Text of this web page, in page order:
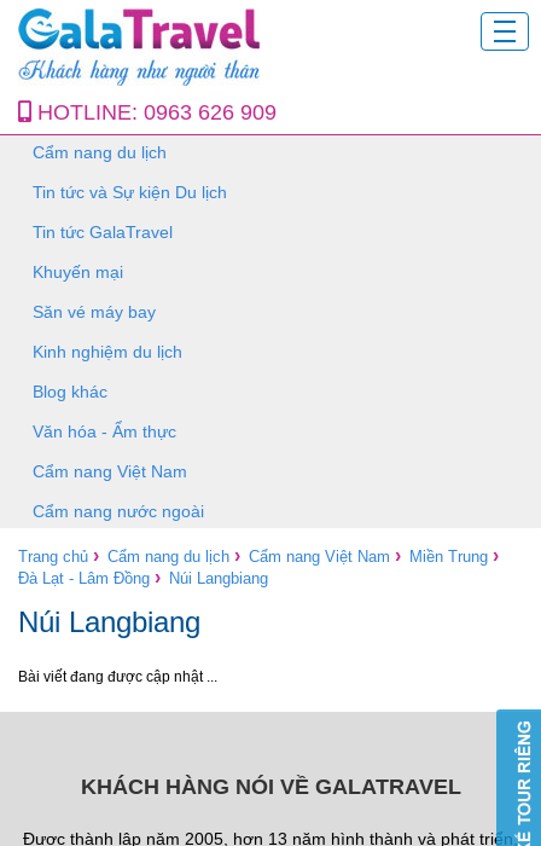
HOTLINE: 0963 626 909
Cẩm nang du lịch
Tin tức và Sự kiện Du lịch
Tin tức GalaTravel
Khuyến mại
Săn vé máy bay
Kinh nghiệm du lịch
Blog khác
Văn hóa - Ẩm thực
Cẩm nang Việt Nam
Cẩm nang nước ngoài
Trang chủ › Cẩm nang du lịch › Cẩm nang Việt Nam › Miền Trung ›
Đà Lạt - Lâm Đồng › Núi Langbiang
Núi Langbiang
Bài viết đang được cập nhật ...
KHÁCH HÀNG NÓI VỀ GALATRAVEL
Được thành lập năm 2005, hơn 13 năm hình thành và phát triển,